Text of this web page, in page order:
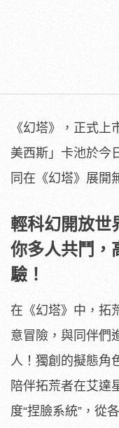
《幻塔》，正式
美西斯」卡池於今
同在《幻塔》展開
輕科幻開放世
你多人共鬥，
驗！
在《幻塔》中，拓
意冒險，與同伴們
人！獨創的擬態角
陪伴拓荒者在艾達
度“捏臉系統”，從